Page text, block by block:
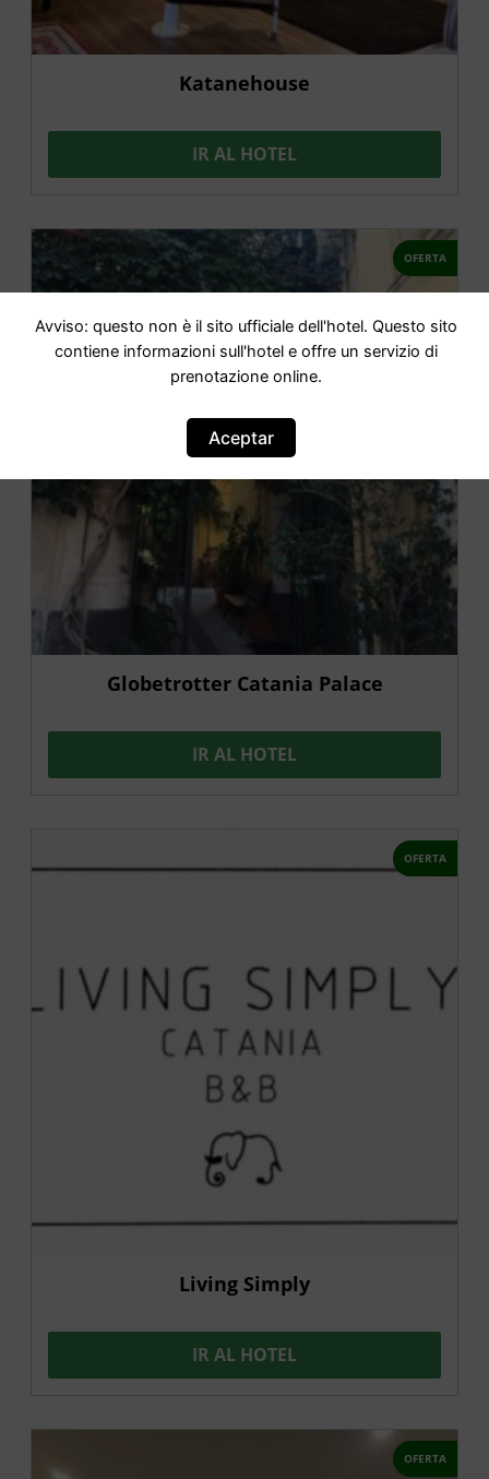
Katanehouse
IR AL HOTEL
OFERTA
Globetrotter Catania Palace
IR AL HOTEL
OFERTA
Living Simply
IR AL HOTEL
OFERTA
Avviso: questo non è il sito ufficiale dell'hotel. Questo sito
contiene informazioni sull'hotel e offre un servizio di
prenotazione online.
Aceptar